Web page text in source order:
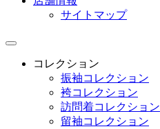
サイトマップ
コレクション
振袖コレクション
袴コレクション
訪問着コレクション
留袖コレクション